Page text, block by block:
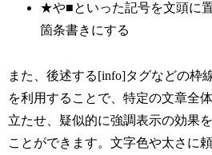
★や■といった記号を文頭に
箇条書きにする
また、後述する[info]タグなどの枠
を利用することで、特定の文章全
立たせ、疑似的に強調表示の効果
ことができます。文字色や太さに